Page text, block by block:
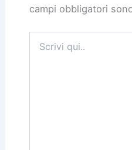
campi obbligatori
qui..